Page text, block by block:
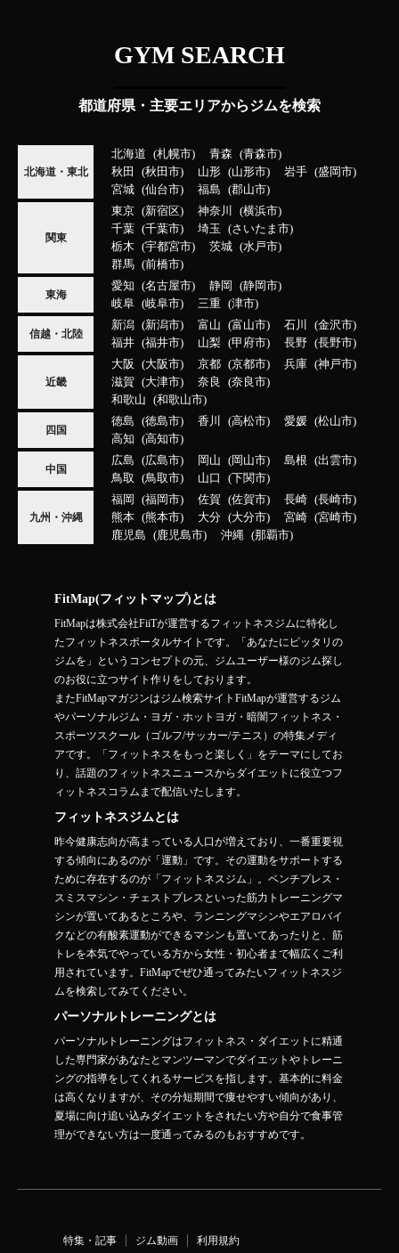
GYM SEARCH
都道府県・主要エリアからジムを検索
北海道・東北
北海道 札幌市 青森
青森市
秋田
秋田市 山形 山形市 岩手
盛岡市
宮城
仙台市 福島 郡山市
関東
東京 新宿区 神奈川
横浜市
千葉
千葉市 埼玉
さいたま市
栃木
宇都宮市 茨城
水戸市
群馬
前橋市
東海
愛知 名古屋市 静岡
静岡市
岐阜
岐阜市 三重 津市
信越・北陸
新潟 新潟市 富山 富山市 石川
金沢市
福井
福井市 山梨 甲府市 長野 長野市
近畿
大阪 大阪市 京都 京都市 兵庫
神戸市
滋賀
大津市 奈良
奈良市
和歌山
和歌山市
四国
徳島 徳島市 香川 高松市 愛媛
松山市
高知
高知市
中国
広島 広島市 岡山 岡山市 島根
出雲市
鳥取
鳥取市 山口 下関市
九州・沖縄
福岡 福岡市 佐賀 佐賀市 長崎
長崎市
熊本
熊本市 大分 大分市 宮崎
宮崎市
鹿児島
鹿児島市 沖縄 那覇市
FitMap(フィットマップ)とは
FitMapは株式会社FiiTが運営するフィットネスジムに特化し
たフィットネスポータルサイトです。「あなたにピッタリの
ジムを」というコンセプトの元、ジムユーザー様のジム探し
のお役に立つサイト作りをしております。
またFitMapマガジンはジム検索サイトFitMapが運営するジム
やパーソナルジム・ヨガ・ホットヨガ・暗闇フィットネス・
スポーツスクール（ゴルフ/サッカー/テニス）の特集メディ
アです。「フィットネスをもっと楽しく」をテーマにしてお
り、話題のフィットネスニュースからダイエットに役立つフ
ィットネスコラムまで配信いたします。
フィットネスジムとは
昨今健康志向が高まっている人口が増えており、一番重要視
する傾向にあるのが「運動」です。その運動をサポートする
ために存在するのが「フィットネスジム」。ベンチプレス・
スミスマシン・チェストプレスといった筋力トレーニングマ
シンが置いてあるところや、ランニングマシンやエアロバイ
クなどの有酸素運動ができるマシンも置いてあったりと、筋
トレを本気でやっている方から女性・初心者まで幅広くご利
用されています。FitMapでぜひ通ってみたいフィットネスジ
ムを検索してみてください。
パーソナルトレーニングとは
パーソナルトレーニングはフィットネス・ダイエットに精通
した専門家があなたとマンツーマンでダイエットやトレーニ
ングの指導をしてくれるサービスを指します。基本的に料金
は高くなりますが、その分短期間で痩せやすい傾向があり、
夏場に向け追い込みダイエットをされたい方や自分で食事管
理ができない方は一度通ってみるのもおすすめです。
特集・記事 ジム動画 利用規約